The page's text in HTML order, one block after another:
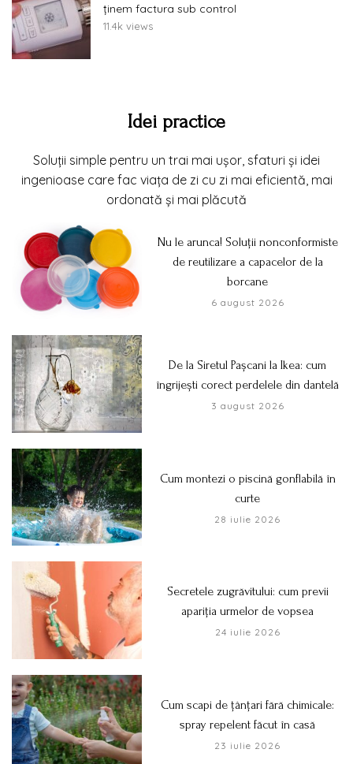
ținem factura sub control
11.4k views
Idei practice
Soluții simple pentru un trai mai ușor, sfaturi și idei
ingenioase care fac viața de zi cu zi mai eficientă, mai
ordonată și mai plăcută
Nu le arunca! Soluții nonconformiste
de reutilizare a capacelor de la
borcane
6 august 2026
De la Siretul Pașcani la Ikea: cum
îngrijești corect perdelele din dantelă
3 august 2026
Cum montezi o piscină gonflabilă în
curte
28 iulie 2026
Secretele zugrăvitului: cum previi
apariția urmelor de vopsea
24 iulie 2026
Cum scapi de țânțari fără chimicale:
spray repelent făcut în casă
23 iulie 2026